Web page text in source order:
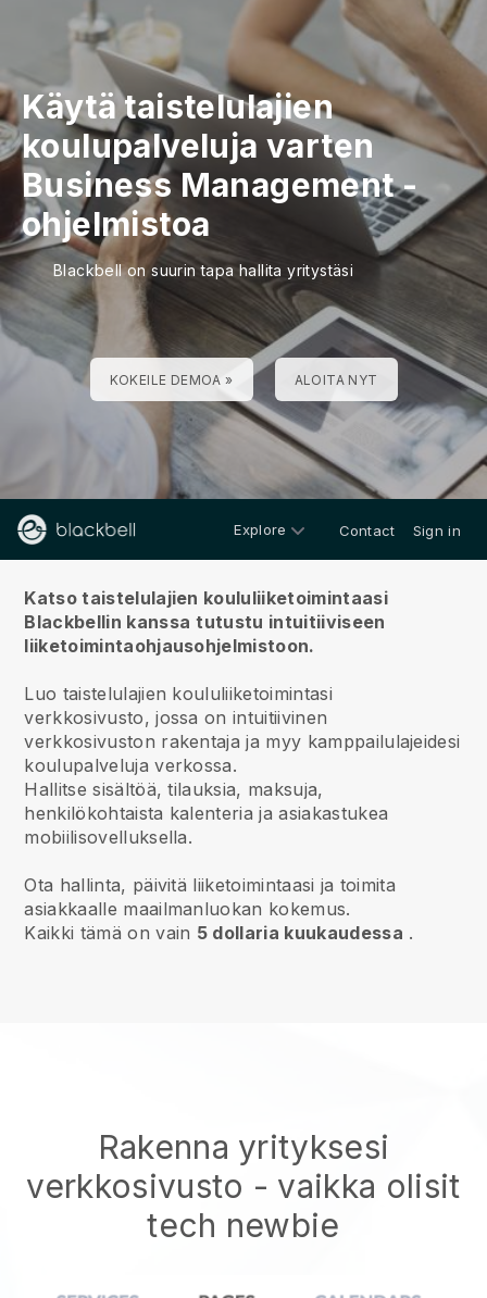
Käytä taistelulajien
koulupalveluja varten
Business Management -
ohjelmistoa
Blackbell on suurin tapa hallita yritystäsi
KOKEILE DEMOA » ALOITA NYT
Explore Contact Sign in
Katso taistelulajien koululiiketoimintaasi
Blackbellin kanssa tutustu intuitiiviseen
liiketoimintaohjausohjelmistoon.
Luo taistelulajien koululiiketoimintasi
verkkosivusto, jossa on intuitiivinen
verkkosivuston rakentaja ja myy kamppailulajeidesi
koulupalveluja verkossa.
Hallitse sisältöä, tilauksia, maksuja,
henkilökohtaista kalenteria ja asiakastukea
mobiilisovelluksella.
Ota hallinta, päivitä liiketoimintaasi ja toimita
asiakkaalle maailmanluokan kokemus.
Kaikki tämä on vain 5 dollaria kuukaudessa .
Rakenna yrityksesi
verkkosivusto - vaikka olisit
tech newbie